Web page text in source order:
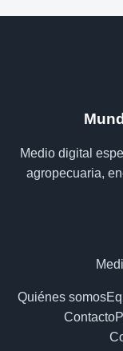
Medio digital
agropecuaria,
Quiénes somos
Contacto